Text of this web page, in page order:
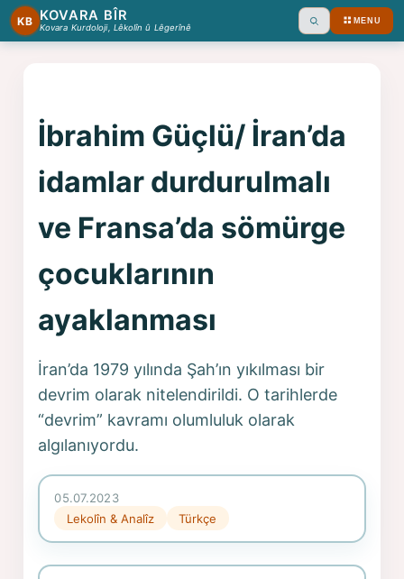
KB KOVARA BÎR
Kovara Kurdoloji, Lêkolîn û Lêgerînê Ara MENU
İbrahim Güçlü/ İran’da
idamlar durdurulmalı
ve Fransa’da sömürge
çocuklarının
ayaklanması
İran’da 1979 yılında Şah’ın yıkılması bir
devrim olarak nitelendirildi. O tarihlerde
“devrim” kavramı olumluluk olarak
algılanıyordu.
05.07.2023
Lekolîn & Analîz
Türkçe